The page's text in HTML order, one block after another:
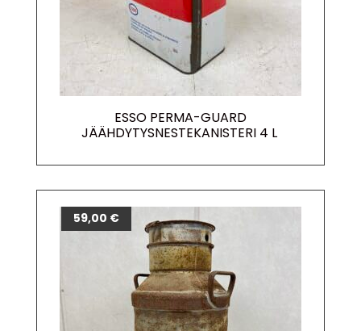
ESSO PERMA-GUARD
JÄÄHDYTYSNESTEKANISTERI 4 L
59,00 €